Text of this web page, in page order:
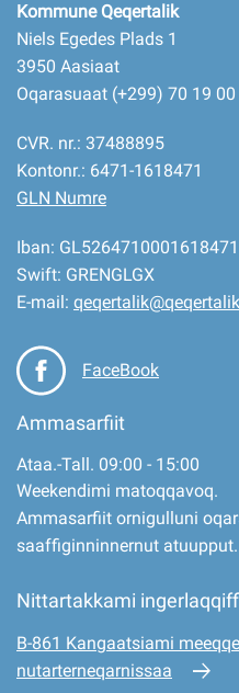
Kommune Qeqertalik
Niels Egedes Plads 1
3950 Aasiaat
Oqarasuaat (+299) 70 19 00
CVR. nr.: 37488895
Kontonr.: 6471-1618471
GLN Numre
Iban: GL5264710001618471
Swift: GRENGLGX
E-mail:
FaceBook
Ammasarfiit
Ataa.-Tall. 09:00 - 15:00
Weekendimi matoqqavoq.
Ammasarfiit ornigulluni
saaffiginninnernut atuupput.
Nittartakkami
B-861 Kangaatsiami
nutarterneqarnissaa